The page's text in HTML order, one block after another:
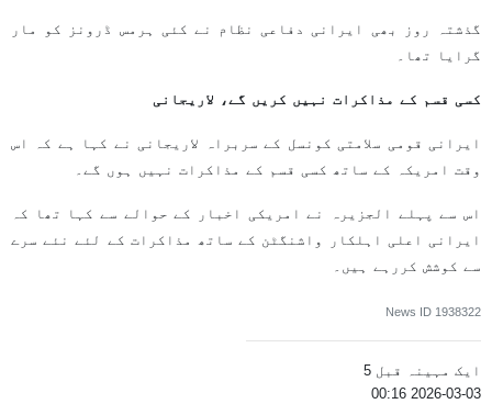
گذشتہ روز بھی ایرانی دفاعی نظام نے کئی ہرمس ڈرونز کو مار
گرایا تھا۔
کسی قسم کے مذاکرات نہیں کریں گے، لاریجانی
ایرانی قومی سلامتی کونسل کے سربراہ لاریجانی نے کہا ہے کہ اس
وقت امریکہ کے ساتھ کسی قسم کے مذاکرات نہیں ہوں گے۔
اس سے پہلے الجزیرہ نے امریکی اخبار کے حوالے سے کہا تھا کہ
ایرانی اعلی اہلکار واشنگٹن کے ساتھ مذاکرات کے لئے نئے سرے
سے کوشش کررہے ہیں۔
News ID 1938322
ایک مہینہ قبل 5
2026-03-03 00:16